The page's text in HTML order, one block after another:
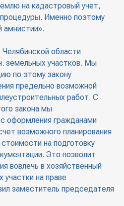
на кадастровый учет,
Именно поэтому
амнистии».
области
земельных участков. Мы
по этому закону
предельно возможной
работ. С
закона мы
оформления гражданами
возможного планирования
на подготовку
Это позволит
вовлечь в хозяйственный
на праве
заместитель председателя